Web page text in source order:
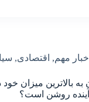
اخبار مهم, اقتصادی,
بالاترین میزان
آینده روشن است؟